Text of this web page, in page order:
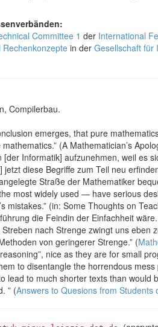
Committee 1 der International
in der Gesellschaft für
Compilerbau.
emerges, that pure
(A Mathematician’s
Informatik] aufzunehmen, weil es
diese Begriffe zum Teil neu
Straße der Mathematiker
most widely used — have serious
mistakes.” (in: Some Thoughts on
die Feindin der Einfachheit
nach Strenge zwingt uns
von geringerer Strenge.” (
nice as they are for small
to disentangle the horrendous
lead to much shorter texts than
” (Answers to Quesions from Students